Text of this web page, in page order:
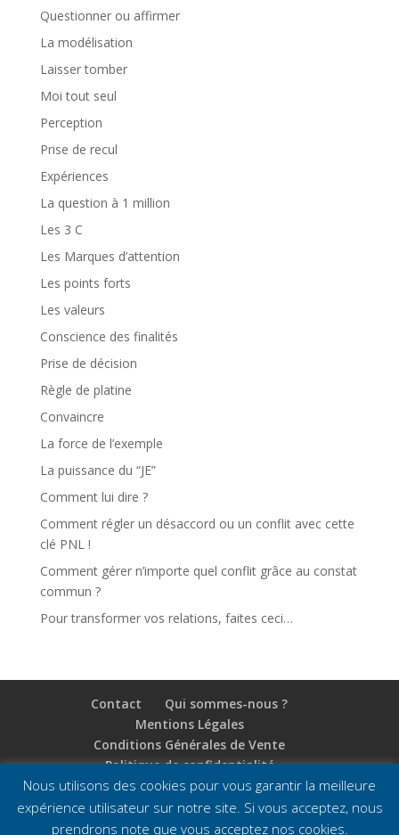
Questionner ou affirmer
La modélisation
Laisser tomber
Moi tout seul
Perception
Prise de recul
Expériences
La question à 1 million
Les 3 C
Les Marques d’attention
Les points forts
Les valeurs
Conscience des finalités
Prise de décision
Règle de platine
Convaincre
La force de l’exemple
La puissance du “JE”
Comment lui dire ?
Comment régler un désaccord ou un conflit avec cette
clé PNL !
Comment gérer n’importe quel conflit grâce au constat
commun ?
Pour transformer vos relations, faites ceci…
Contact
Qui sommes-nous ?
Mentions Légales
Conditions Générales de Vente
Politique de confidentialité
Nous utilisons des cookies pour vous garantir la meilleure
expérience utilisateur sur notre site. Si vous acceptez, nous
prendrons note que vous acceptez nos cookies.